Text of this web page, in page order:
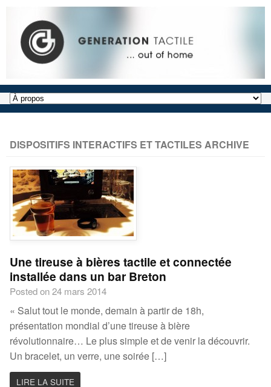
DISPOSITIFS INTERACTIFS ET TACTILES ARCHIVE
Une tireuse à bières tactile et connectée
installée dans un bar Breton
Posted on 24 mars 2014
« Salut tout le monde, demain à partir de 18h,
présentation mondial d’une tireuse à bière
révolutionnaire… Le plus simple et de venir la découvrir.
Un bracelet, un verre, une soirée […]
LIRE LA SUITE